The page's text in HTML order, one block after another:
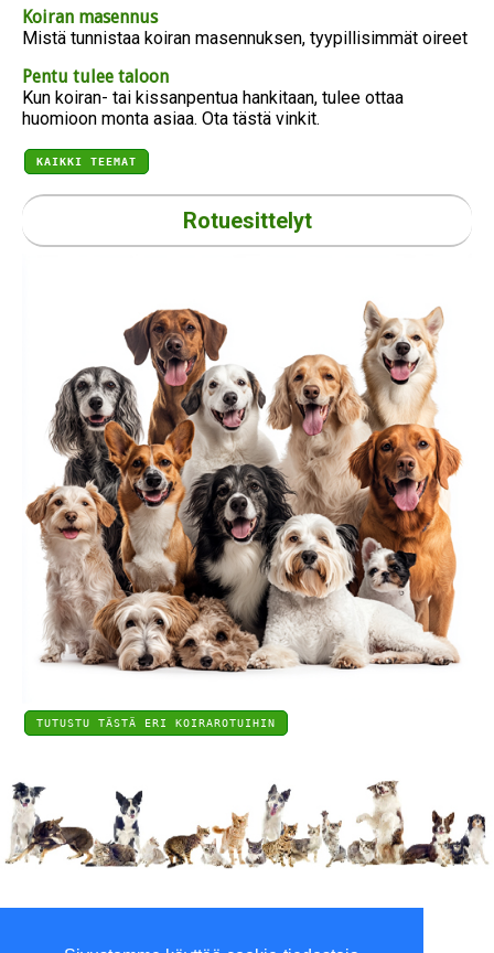
Koiran masennus
Mistä tunnistaa koiran masennuksen, tyypillisimmät oireet
Pentu tulee taloon
Kun koiran- tai kissanpentua hankitaan, tulee ottaa
huomioon monta asiaa. Ota tästä vinkit.
KAIKKI TEEMAT
Rotuesittelyt
TUTUSTU TÄSTÄ ERI KOIRAROTUIHIN